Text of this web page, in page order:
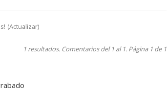
(Actualizar)
1 resultados. Comentarios del 1 al 1. Página 1 de 1